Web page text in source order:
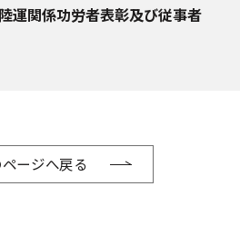
関係功労者表彰及び従事者
ージへ戻る